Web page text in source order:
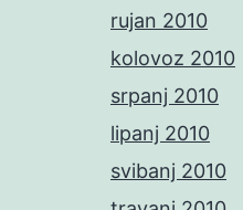
rujan 2010
kolovoz 2010
srpanj 2010
lipanj 2010
svibanj 2010